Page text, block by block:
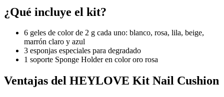
¿Qué incluye el kit?
6 geles de color de 2 g cada uno: blanco, rosa, lila, beige,
marrón claro y azul
3 esponjas especiales para degradado
1 soporte Sponge Holder en color oro rosa
Ventajas del HEYLOVE Kit Nail Cushion